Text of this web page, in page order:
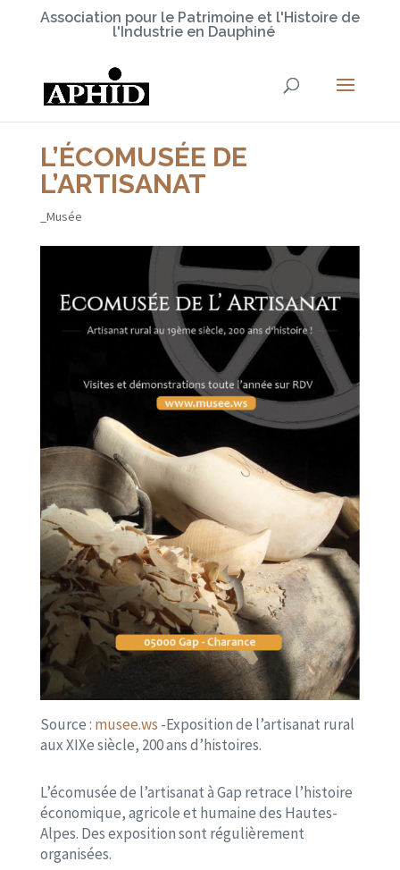
Association pour le Patrimoine et l'Histoire de
l'Industrie en Dauphiné
L’ÉCOMUSÉE DE
L’ARTISANAT
_Musée
Source : musee.ws -Exposition de l’artisanat rural
aux XIXe siècle, 200 ans d’histoires.
L’écomusée de l’artisanat à Gap retrace l’histoire
économique, agricole et humaine des Hautes-
Alpes. Des exposition sont régulièrement
organisées.